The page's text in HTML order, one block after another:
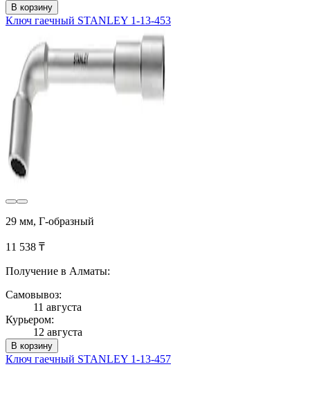
В корзину
Ключ гаечный STANLEY 1-13-453
29 мм, Г-образный
11 538 ₸
Получение в Алматы:
Самовывоз:
11 августа
Курьером:
12 августа
В корзину
Ключ гаечный STANLEY 1-13-457